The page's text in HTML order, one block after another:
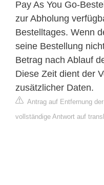
Pay As You Go-
zur Abholung
Bestelltages. Wenn
seine Bestellung
Betrag nach Ablauf
Diese Zeit dient der
zusätzlicher Daten.
Antrag auf Entfernung
vollständige Antwort auf